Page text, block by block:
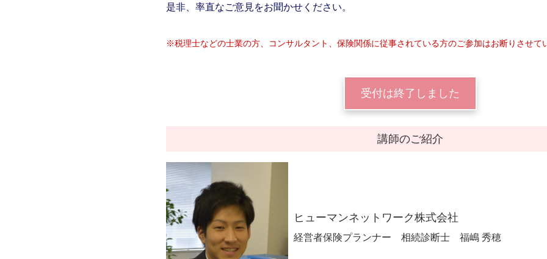
是非、率直なご意見をお聞かせください。
※税理士などの士業の方、コンサルタント、保険関係に従事されている方のご参加はお断りさせて
受付は終了しました
講師のご紹介
ヒューマンネットワーク株式会社
経営者保険プランナー 相続診断士 福嶋 秀穂